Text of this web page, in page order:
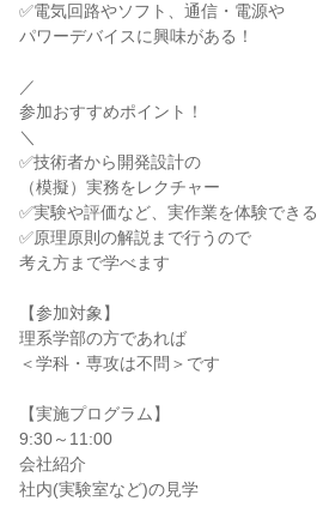
✅電気回路やソフト、通信・電源や
パワーデバイスに興味がある！
／
参加おすすめポイント！
＼
✅技術者から開発設計の
（模擬）実務をレクチャー
✅実験や評価など、実作業を体験できる
✅原理原則の解説まで行うので
考え方まで学べます
【参加対象】
理系学部の方であれば
＜学科・専攻は不問＞です
【実施プログラム】
9:30～11:00
会社紹介
社内(実験室など)の見学